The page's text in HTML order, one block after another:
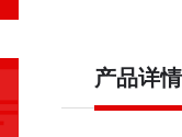
产品详情